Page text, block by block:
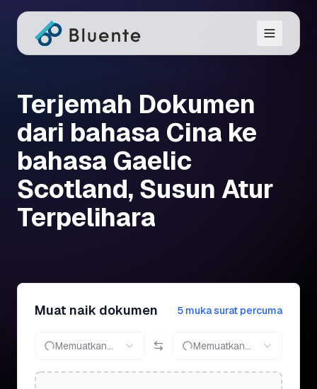
Terjemah Dokumen
dari bahasa Cina ke
bahasa Gaelic
Scotland, Susun Atur
Terpelihara
Muat naik dokumen 5 muka surat percuma
Memuatkan... Memuatkan...